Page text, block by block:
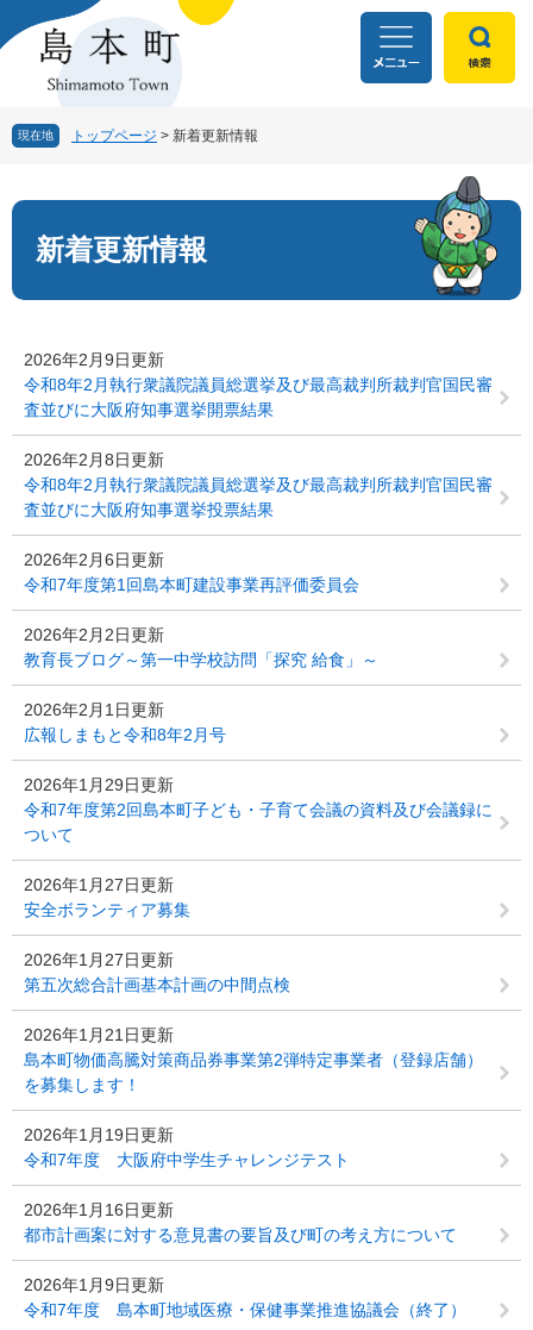
ー
。
ニ
て
へ
現在地 トップページ > 新着更新情報
文
新着更新情報
2026年2月9日更新
令和8年2月執行衆議院議員総選挙及び最高裁判所裁判官国民審
査並びに大阪府知事選挙開票結果
2026年2月8日更新
令和8年2月執行衆議院議員総選挙及び最高裁判所裁判官国民審
査並びに大阪府知事選挙投票結果
2026年2月6日更新
令和7年度第1回島本町建設事業再評価委員会
2026年2月2日更新
教育長ブログ～第一中学校訪問「探究 給食」～
2026年2月1日更新
広報しまもと令和8年2月号
2026年1月29日更新
令和7年度第2回島本町子ども・子育て会議の資料及び会議録に
ついて
2026年1月27日更新
安全ボランティア募集
2026年1月27日更新
第五次総合計画基本計画の中間点検
2026年1月21日更新
島本町物価高騰対策商品券事業第2弾特定事業者（登録店舗）
を募集します！
2026年1月19日更新
令和7年度 大阪府中学生チャレンジテスト
2026年1月16日更新
都市計画案に対する意見書の要旨及び町の考え方について
2026年1月9日更新
令和7年度 島本町地域医療・保健事業推進協議会（終了）